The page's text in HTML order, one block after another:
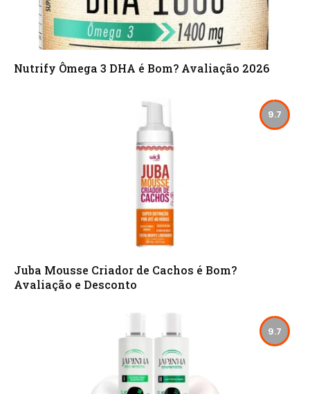
Nutrify Ômega 3 DHA é Bom? Avaliação 2026
9.7
Juba Mousse Criador de Cachos é Bom?
Avaliação e Desconto
9.7